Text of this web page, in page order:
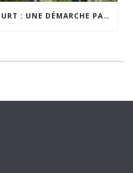
VISITE PARTAGÉE À WALCOURT : UNE DÉMARCHE PARTICIPATIVE ANIMÉE PAR ESPACE ENVIRONNEMENT